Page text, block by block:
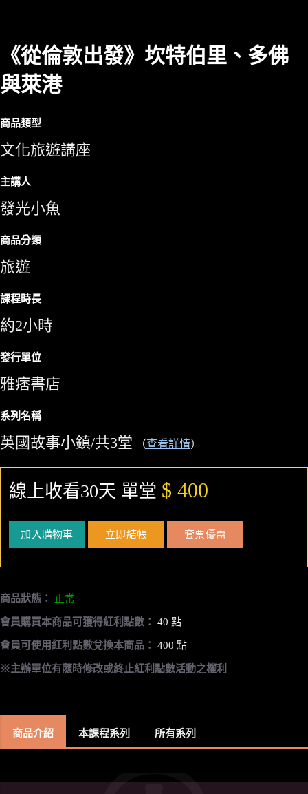
《從倫敦出發》坎特伯里、多佛
與萊港
商品類型
文化旅遊講座
主講人
發光小魚
商品分類
旅遊
課程時長
約2小時
發行單位
雅痞書店
系列名稱
英國故事小鎮/共3堂 （查看詳情）
線上收看30天 單堂 $ 400
加入購物車 立即結帳 套票優惠
商品狀態： 正常
會員購買本商品可獲得紅利點數： 40 點
會員可使用紅利點數兌換本商品： 400 點
※主辦單位有隨時修改或終止紅利點數活動之權利
商品介紹 本課程系列 所有系列